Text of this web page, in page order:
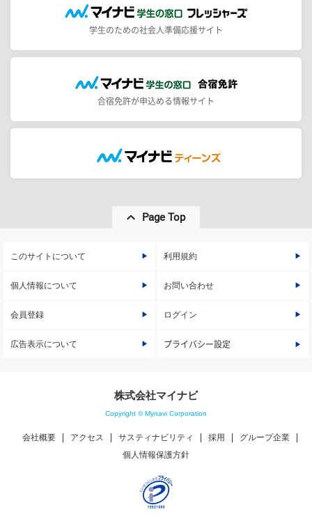
学生のための社会人準備応援サイト
合宿免許が申込める情報サイト
Page Top
このサイトについて 利用規約
個人情報について お問い合わせ
会員登録 ログイン
広告表示について プライバシー設定
株式会社マイナビ
Copyright © Mynavi Corporation
会社概要 アクセス サスティナビリティ 採用
グループ企業
個人情報保護方針